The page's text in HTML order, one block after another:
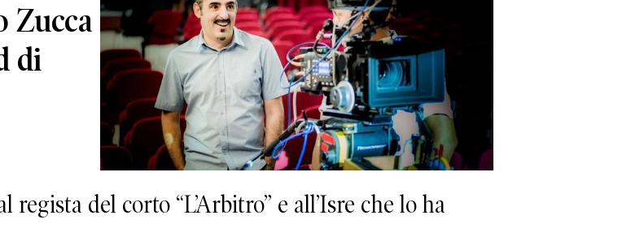
Zucca
di
del corto “L’Arbitro” e all’Isre che lo ha